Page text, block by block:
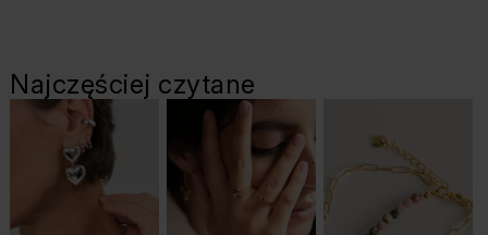
Najczęściej czytane